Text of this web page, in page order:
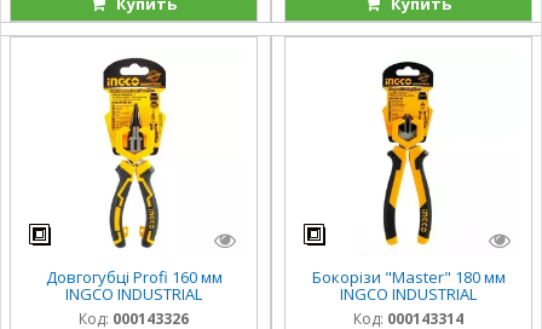
Довгогубці Profi 160 мм
INGCO INDUSTRIAL
Код: 000143326
Бокорізи "Master" 180 мм
INGCO INDUSTRIAL
Код: 000143314